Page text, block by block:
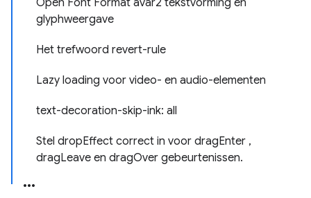
Open Font Format avar2 tekstvorming en
glyphweergave
Het trefwoord revert-rule
Lazy loading voor video- en audio-elementen
text-decoration-skip-ink: all
Stel dropEffect correct in voor dragEnter ,
dragLeave en dragOver gebeurtenissen.